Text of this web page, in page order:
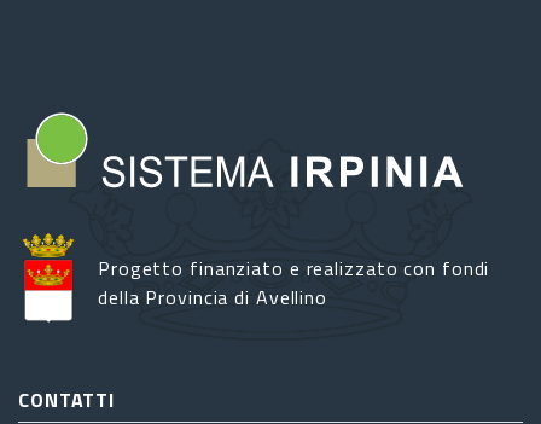
Progetto finanziato e realizzato con fondi
della Provincia di Avellino
CONTATTI